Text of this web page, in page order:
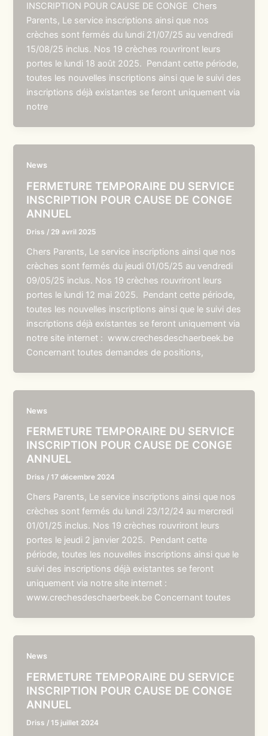
INSCRIPTION POUR CAUSE DE CONGE Chers
Parents, Le service inscriptions ainsi que nos
crèches sont fermés du lundi 21/07/25 au vendredi
15/08/25 inclus. Nos 19 crèches rouvriront leurs
portes le lundi 18 août 2025. Pendant cette période,
toutes les nouvelles inscriptions ainsi que le suivi des
inscriptions déjà existantes se feront uniquement via
notre
News
FERMETURE TEMPORAIRE DU SERVICE
INSCRIPTION POUR CAUSE DE CONGE
ANNUEL
Driss / 29 avril 2025
Chers Parents, Le service inscriptions ainsi que nos
crèches sont fermés du jeudi 01/05/25 au vendredi
09/05/25 inclus. Nos 19 crèches rouvriront leurs
portes le lundi 12 mai 2025. Pendant cette période,
toutes les nouvelles inscriptions ainsi que le suivi des
inscriptions déjà existantes se feront uniquement via
notre site internet : www.crechesdeschaerbeek.be
Concernant toutes demandes de positions,
News
FERMETURE TEMPORAIRE DU SERVICE
INSCRIPTION POUR CAUSE DE CONGE
ANNUEL
Driss /17 décembre 2024
Chers Parents, Le service inscriptions ainsi que nos
crèches sont fermés du lundi 23/12/24 au mercredi
01/01/25 inclus. Nos 19 crèches rouvriront leurs
portes le jeudi 2 janvier 2025. Pendant cette
période, toutes les nouvelles inscriptions ainsi que le
suivi des inscriptions déjà existantes se feront
uniquement via notre site internet :
www.crechesdeschaerbeek.be Concernant toutes
News
FERMETURE TEMPORAIRE DU SERVICE
INSCRIPTION POUR CAUSE DE CONGE
ANNUEL
Driss /15 juillet 2024